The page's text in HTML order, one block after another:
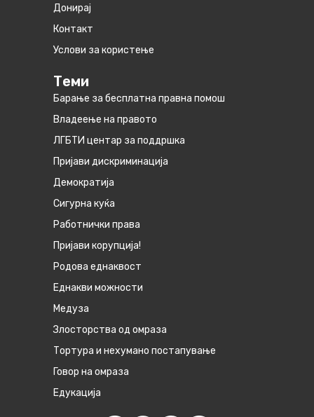
Донирај
Контакт
Услови за користење
Теми
Барање за бесплатна правна помош
Владеење на правото
ЛГБТИ центар за поддршка
Пријави дискриминација
Демократија
Сигурна куќа
Работнички права
Пријави корупција!
Родова еднаквост
Eднакви можности
Медуза
Злосторства од омраза
Тортура и нехумано постапување
Говор на омраза
Едукација